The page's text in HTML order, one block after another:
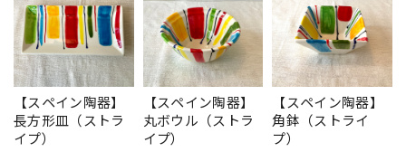
【スペイン陶器】
長方形皿（ストラ
イプ）
【スペイン陶器】
丸ボウル（ストラ
イプ）
【スペイン陶器】
角鉢（ストライ
プ）